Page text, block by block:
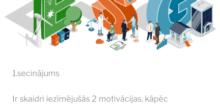
1.secinājums
Ir skaidri iezīmējušās 2 motivācijas, kāpēc